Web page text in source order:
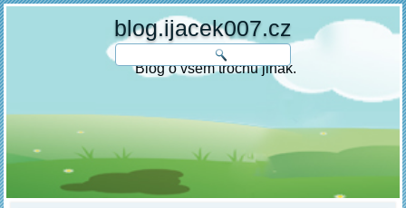
blog.ijacek007.cz
Blog o všem trochu jinak.